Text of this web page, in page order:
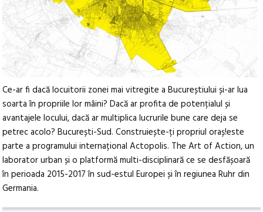
Ce-ar fi dacă locuitorii zonei mai vitregite a Bucureștiului și-ar lua
soarta în propriile lor mâini? Dacă ar profita de potențialul și
avantajele locului, dacă ar multiplica lucrurile bune care deja se
petrec acolo? București-Sud. Construiește-ți propriul oraș!este
parte a programului internațional Actopolis. The Art of Action, un
laborator urban și o platformă multi-disciplinară ce se desfășoară
în perioada 2015-2017 în sud-estul Europei și în regiunea Ruhr din
Germania.